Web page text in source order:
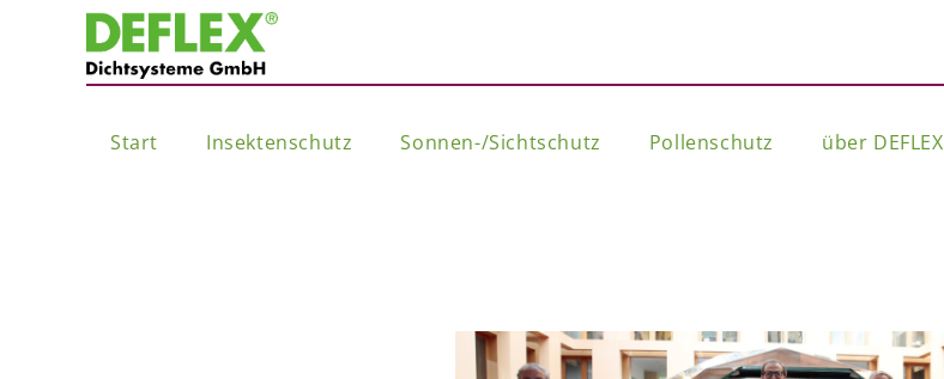
Start Insektenschutz Sonnen-/Sichtschutz Pollenschutz über DEFLEX